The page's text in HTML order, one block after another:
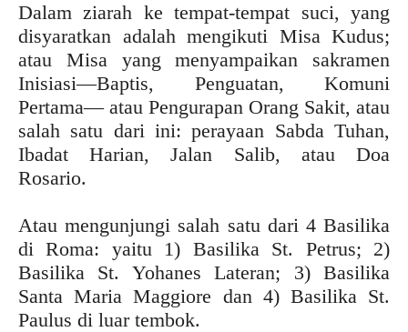
Dalam ziarah ke tempat-tempat suci, yang
disyaratkan adalah mengikuti Misa Kudus;
atau Misa yang menyampaikan sakramen
Inisiasi—Baptis, Penguatan, Komuni
Pertama— atau Pengurapan Orang Sakit, atau
salah satu dari ini: perayaan Sabda Tuhan,
Ibadat Harian, Jalan Salib, atau Doa
Rosario.
Atau mengunjungi salah satu dari 4 Basilika
di Roma: yaitu 1) Basilika St. Petrus; 2)
Basilika St. Yohanes Lateran; 3) Basilika
Santa Maria Maggiore dan 4) Basilika St.
Paulus di luar tembok.